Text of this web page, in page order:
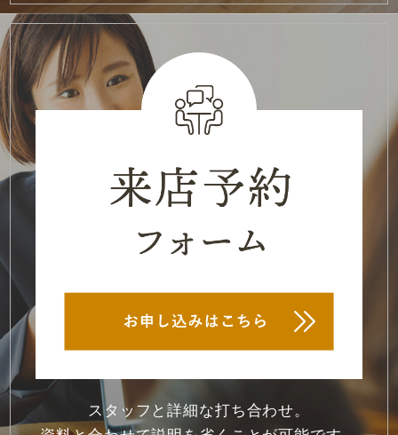
2021年6月 (2)
2021年5月(2)
2021年3月(3)
2021年2月
2021年1月 (2)
2020年10月(1)
2020年9月
2020年7月(5)
スタッフと詳細な打ち合わせ。